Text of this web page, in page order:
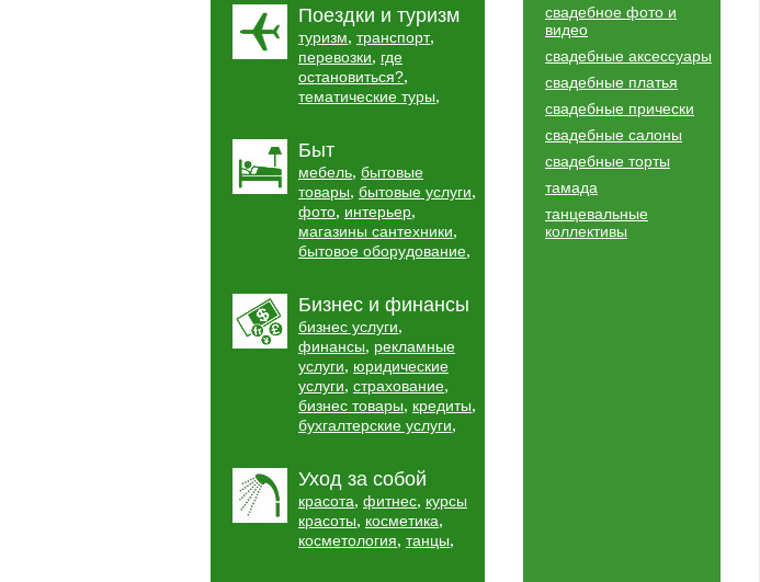
Поездки и туризм
туризм, транспорт,
перевозки, где
остановиться?,
тематические туры,
Быт
мебель, бытовые
товары, бытовые услуги,
фото, интерьер,
магазины сантехники,
бытовое оборудование,
Бизнес и финансы
бизнес услуги,
финансы, рекламные
услуги, юридические
услуги, страхование,
бизнес товары, кредиты,
бухгалтерские услуги,
Уход за собой
красота, фитнес, курсы
красоты, косметика,
косметология, танцы,
свадебное фото и
видео
свадебные аксессуары
свадебные платья
свадебные прически
свадебные салоны
свадебные торты
тамада
танцевальные
коллективы